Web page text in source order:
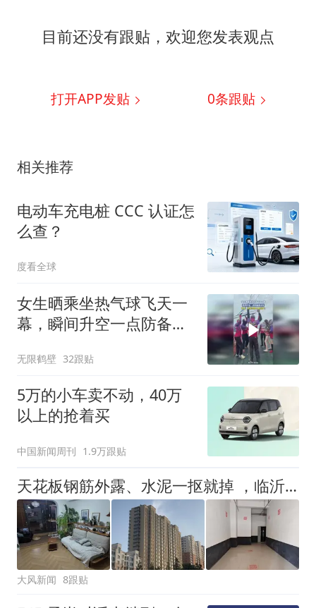
目前还没有跟贴，欢迎您发表观点
打开APP发贴 0条跟贴
相关推荐
电动车充电桩 CCC 认证怎
么查？
度看全球
女生晒乘坐热气球飞天一
幕，瞬间升空一点防备都
无限鹤壁 32跟贴
5万的小车卖不动，40万
以上的抢着买
中国新闻周刊 1.9万跟贴
天花板钢筋外露、水泥一抠就掉 ，临沂一安置楼交房半年即被鉴定存安全隐患；楼体至今未加固，仍有居民常住
大风新闻 8跟贴